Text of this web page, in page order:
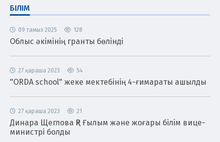
БІЛІМ
09 тамыз 2025 128
Облыс әкімінің гранты бөлінді
27 қараша 2023 54
"ORDA school" жеке мектебінің 4-ғимараты ашылды
27 қараша 2023 21
Динара Щеглова ҚР Ғылым және жоғары білім вице-
министрі болды